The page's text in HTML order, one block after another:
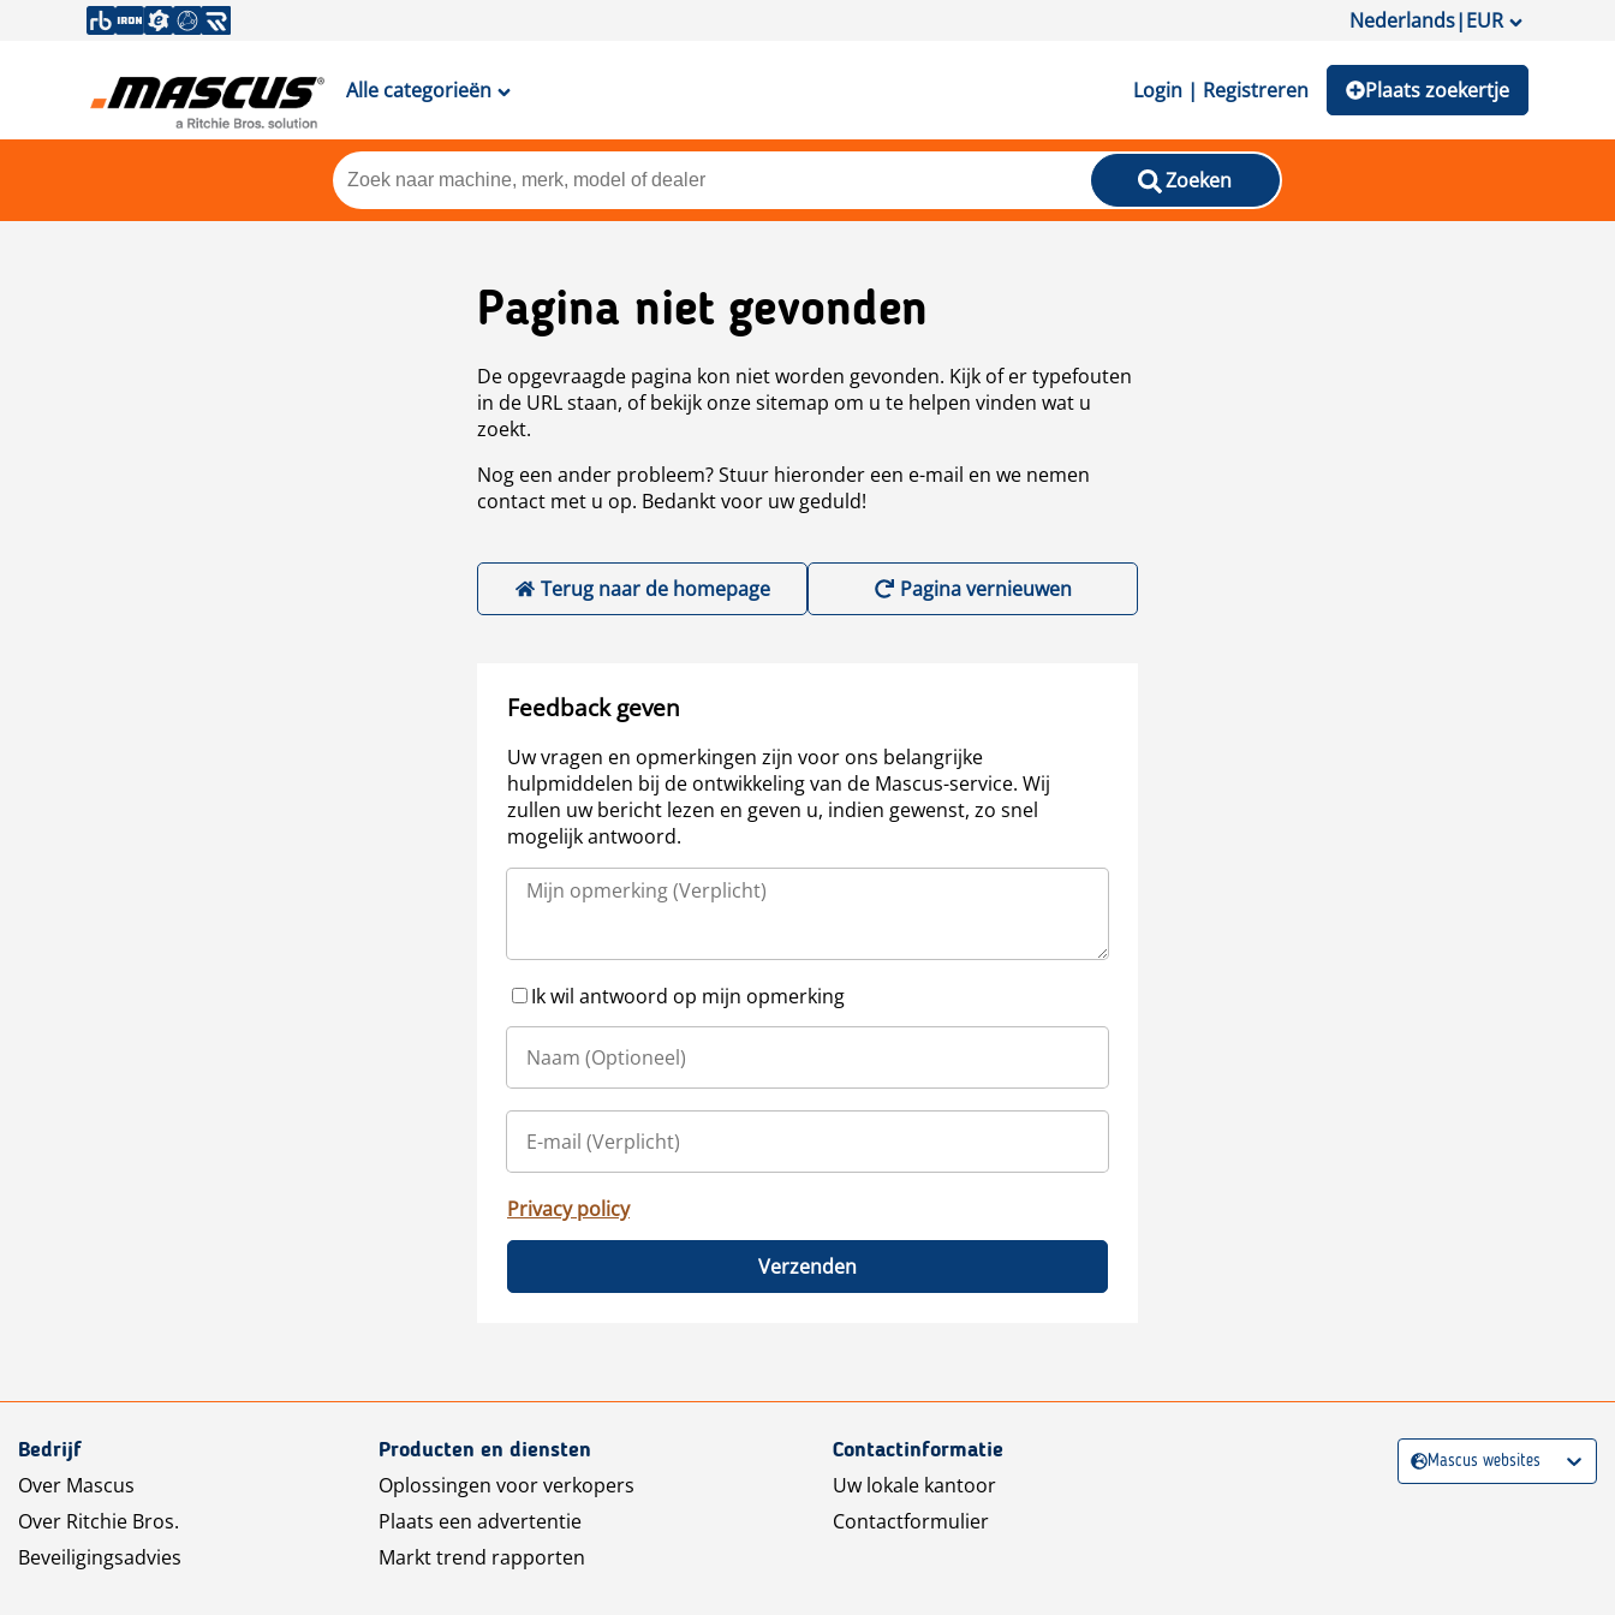
Nederlands|EUR
Alle categorieën Login | Registreren Plaats zoekertje
Zoeken
Pagina niet gevonden
De opgevraagde pagina kon niet worden gevonden. Kijk of er typefouten
in de URL staan, of bekijk onze sitemap om u te helpen vinden wat u
zoekt.
Nog een ander probleem? Stuur hieronder een e-mail en we nemen
contact met u op. Bedankt voor uw geduld!
Terug naar de homepage Pagina vernieuwen
Feedback geven
Uw vragen en opmerkingen zijn voor ons belangrijke
hulpmiddelen bij de ontwikkeling van de Mascus-service. Wij
zullen uw bericht lezen en geven u, indien gewenst, zo snel
mogelijk antwoord.
Ik wil antwoord op mijn opmerking
Privacy policy
Verzenden
Bedrijf
Over Mascus
Over Ritchie Bros.
Beveiligingsadvies
Producten en diensten
Oplossingen voor verkopers
Plaats een advertentie
Markt trend rapporten
Contactinformatie
Uw lokale kantoor
Contactformulier
Mascus websites